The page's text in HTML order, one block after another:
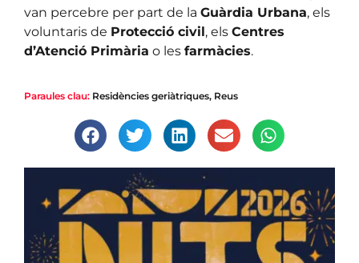
van percebre per part de la Guàrdia Urbana, els
voluntaris de Protecció civil, els Centres
d’Atenció Primària o les farmàcies.
Paraules clau: Residències geriàtriques, Reus